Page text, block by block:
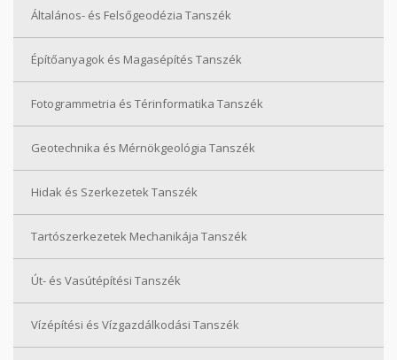
Általános- és Felsőgeodézia Tanszék
Építőanyagok és Magasépítés Tanszék
Fotogrammetria és Térinformatika Tanszék
Geotechnika és Mérnökgeológia Tanszék
Hidak és Szerkezetek Tanszék
Tartószerkezetek Mechanikája Tanszék
Út- és Vasútépítési Tanszék
Vízépítési és Vízgazdálkodási Tanszék